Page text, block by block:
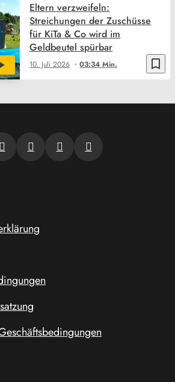
bookmark_border
10. Juli 2026 03:34 Min.
Eltern verzweifeln:
Streichungen der Zuschüsse
für KiTa & Co wird im
Geldbeutel spürbar